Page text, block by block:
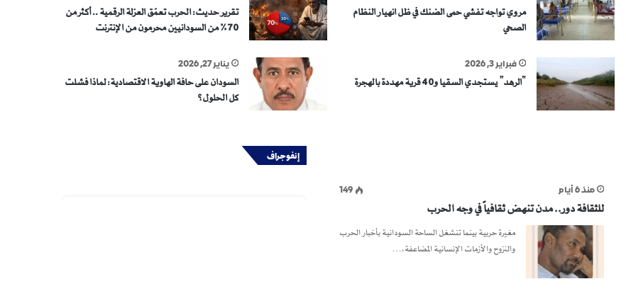
مروي تواجه تفشي حمى الضنك في ظل انهيار النظام
الصحي
تقرير حديث: الحرب تعمّق العزلة الرقمية .. أكثر من
70% من السودانيين محرمون من الإنترنت
فبراير 3, 2026
“الرهد” يستجدي السقيا و40 قرية مهددة بالهجرة
يناير 27, 2026
السودان على حافة الهاوية الاقتصادية: لماذا فشلت
كل الحلول؟
منذ 6 أيام 149
للثقافة دور.. مدن تنهض ثقافياً في وجه الحرب
مغيرة حربية بينما تنشغل الساحة السودانية بأخبار الحرب
والنزوح والأزمات الإنسانية المضاعفة،…
إنفوجراف